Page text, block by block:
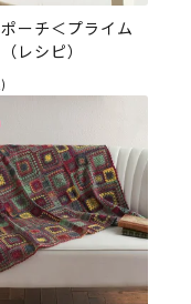
ーチ＜プライム
レシピ）